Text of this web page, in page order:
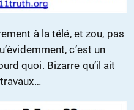
à la télé, et zou, pas
c’est un
quoi. Bizarre qu’il ait